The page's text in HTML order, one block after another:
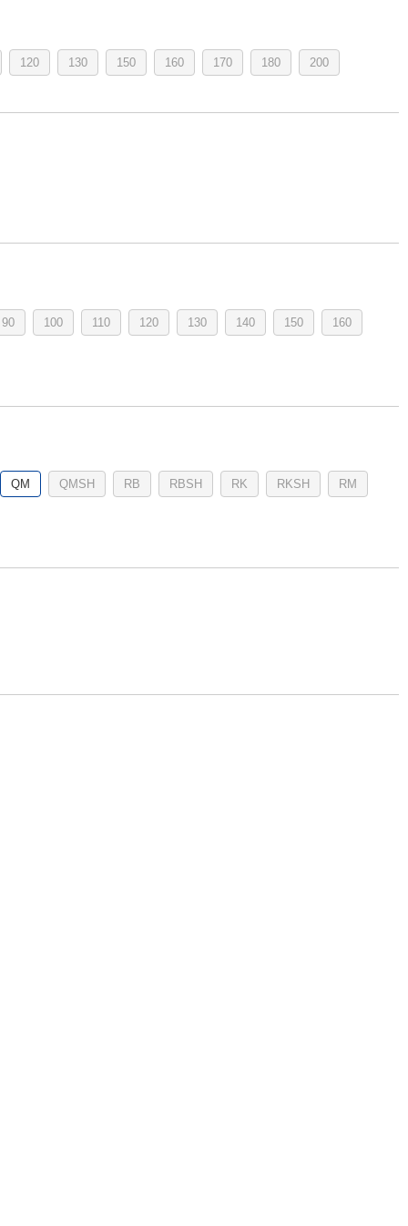
120 130 150 160 170 180 200
90 100 110 120 130 140 150 160
QM QMSH RB RBSH RK RKSH RM